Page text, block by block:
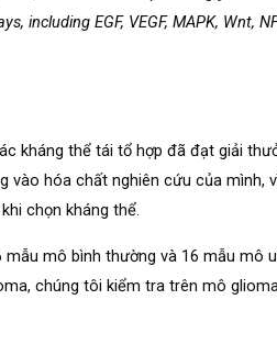
EGF, VEGF, MAPK, Wnt,
kháng thể tái tổ hợp đã đạt giải
hóa chất nghiên cứu của mình,
chọn kháng thể.
mô bình thường và 16 mẫu mô
chúng tôi kiểm tra trên mô